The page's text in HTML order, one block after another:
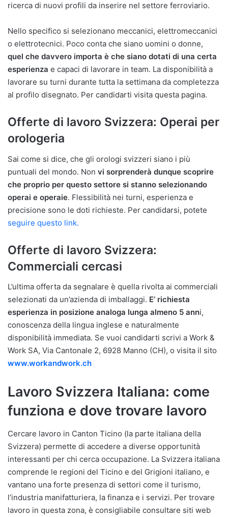
ricerca di nuovi profili da inserire nel settore ferroviario.
Nello specifico si selezionano meccanici, elettromeccanici
o elettrotecnici. Poco conta che siano uomini o donne,
quel che davvero importa è che siano dotati di una certa
esperienza e capaci di lavorare in team. La disponibilità a
lavorare su turni durante tutta la settimana da completezza
al profilo disegnato. Per candidarti visita questa pagina.
Offerte di lavoro Svizzera: Operai per
orologeria
Sai come si dice, che gli orologi svizzeri siano i più
puntuali del mondo. Non vi sorprenderà dunque scoprire
che proprio per questo settore si stanno selezionando
operai e operaie. Flessibilità nei turni, esperienza e
precisione sono le doti richieste. Per candidarsi, potete
seguire questo link.
Offerte di lavoro Svizzera:
Commerciali cercasi
L’ultima offerta da segnalare è quella rivolta ai commerciali
selezionati da un’azienda di imballaggi. E’ richiesta
esperienza in posizione analoga lunga almeno 5 anni,
conoscenza della lingua inglese e naturalmente
disponibilità immediata. Se vuoi candidarti scrivi a Work &
Work SA, Via Cantonale 2, 6928 Manno (CH), o visita il sito
www.workandwork.ch
Lavoro Svizzera Italiana: come
funziona e dove trovare lavoro
Cercare lavoro in Canton Ticino (la parte italiana della
Svizzera) permette di accedere a diverse opportunità
interessanti per chi cerca occupazione. La Svizzera italiana
comprende le regioni del Ticino e del Grigioni italiano, e
vantano una forte presenza di settori come il turismo,
l’industria manifatturiera, la finanza e i servizi. Per trovare
lavoro in questa zona, è consigliabile consultare siti web